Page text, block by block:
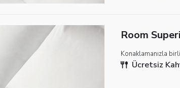
Room
Konaklamanızla
Ücretsiz